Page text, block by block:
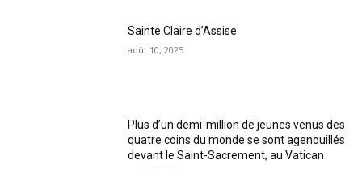
Sainte Claire d’Assise
août 10, 2025
Plus d’un demi-million de jeunes venus des
quatre coins du monde se sont agenouillés
devant le Saint-Sacrement, au Vatican